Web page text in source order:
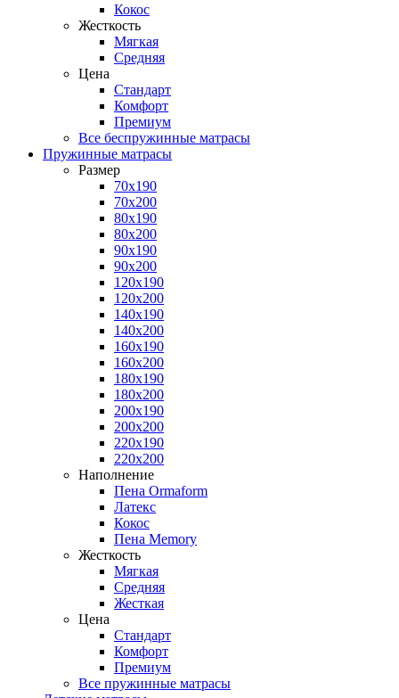
Кокос
Жесткость
Мягкая
Средняя
Цена
Стандарт
Комфорт
Премиум
Все беспружинные матрасы
Пружинные матрасы
Размер
70x190
70x200
80x190
80x200
90x190
90x200
120x190
120x200
140x190
140x200
160x190
160x200
180x190
180x200
200x190
200x200
220x190
220x200
Наполнение
Пена Ormaform
Латекс
Кокос
Пена Memory
Жесткость
Мягкая
Средняя
Жесткая
Цена
Стандарт
Комфорт
Премиум
Все пружинные матрасы